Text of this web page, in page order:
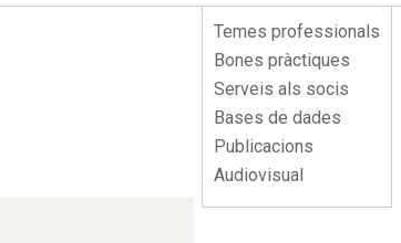
Menu
lateral
Temes professionals
Bones pràctiques
Serveis als socis
Bases de dades
Publicacions
Audiovisual